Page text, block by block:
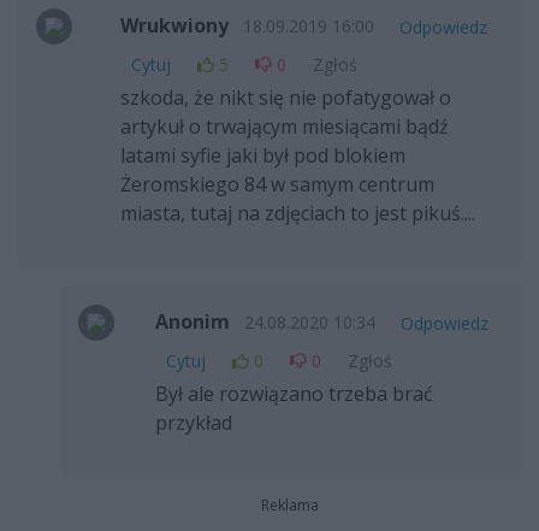
Wrukwiony 18.09.2019 16:00
Odpowiedz
Cytuj
5 0 Zgłoś
szkoda, że nikt się nie pofatygował o
artykuł o trwającym miesiącami bądź
latami syfie jaki był pod blokiem
Żeromskiego 84 w samym centrum
miasta, tutaj na zdjęciach to jest pikuś....
Anonim 24.08.2020 10:34
Odpowiedz
Cytuj
0 0 Zgłoś
Był ale rozwiązano trzeba brać
przykład
Reklama